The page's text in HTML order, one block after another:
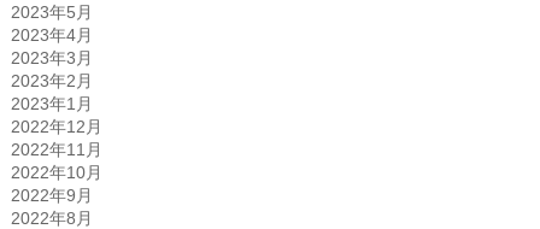
2023年5月
2023年4月
2023年3月
2023年2月
2023年1月
2022年12月
2022年11月
2022年10月
2022年9月
2022年8月